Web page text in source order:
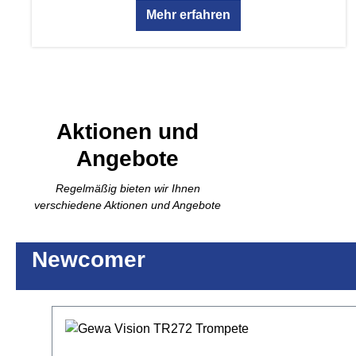
Mehr erfahren
Aktionen und
Angebote
Regelmäßig bieten wir Ihnen
verschiedene Aktionen und Angebote
Newcomer